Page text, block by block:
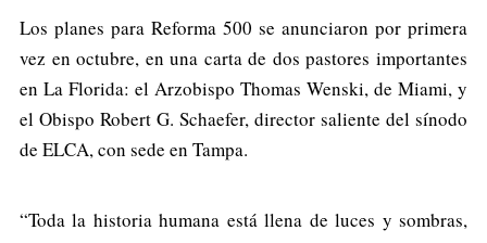
Los planes para Reforma 500 se anunciaron por primera
vez en octubre, en una carta de dos pastores importantes
en La Florida: el Arzobispo Thomas Wenski, de Miami, y
el Obispo Robert G. Schaefer, director saliente del sínodo
de ELCA, con sede en Tampa.
“Toda la historia humana está llena de luces y sombras,